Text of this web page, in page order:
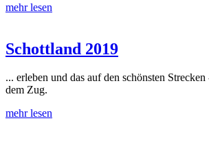
mehr lesen
Schottland 2019
... erleben und das auf den schönsten
dem Zug.
mehr lesen